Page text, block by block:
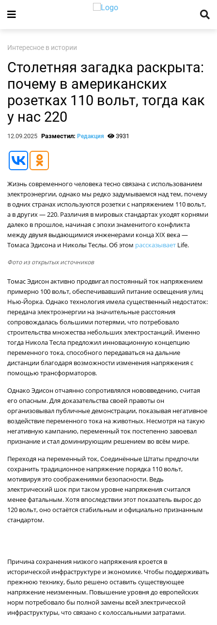
Интересное в истории
Столетняя загадка раскрыта:
почему в американских
розетках 110 вольт, тогда как
у нас 220
12.09.2025 Разместил: Редакция 3931
Жизнь современного человека тесно связана с использованием
электроэнергии, однако мы редко задумываемся над тем, почему
в одних странах используются розетки с напряжением 110 вольт,
а в других — 220. Различия в мировых стандартах уходят корнями
далеко в прошлое, начиная с эпохи знаменитого конфликта
между двумя выдающимися инженерами конца XIX века —
Томаса Эдисона и Николы Теслы. Об этом рассказывает Life.
Фото из открытых источников
Томас Эдисон активно продвигал постоянный ток напряжением
примерно 100 вольт, обеспечивавший питание освещения улиц
Нью-Йорка. Однако технология имела существенный недостаток:
передача электроэнергии на значительные расстояния
сопровождалась большими потерями, что потребовало
строительства множества небольших электростанций. Именно
тогда Никола Тесла предложил инновационную концепцию
переменного тока, способного передаваться на дальние
дистанции благодаря возможности изменения напряжения с
помощью трансформаторов.
Однако Эдисон отчаянно сопротивлялся нововведению, считая
его опасным. Для доказательства своей правоты он
организовывал публичные демонстрации, показывая негативное
воздействие переменного тока на животных. Несмотря на такую
негативную кампанию, переменный ток постепенно завоевал
признание и стал доминирующим решением во всём мире.
Переходя на переменный ток, Соединённые Штаты предпочли
сохранить традиционное напряжение порядка 110 вольт,
мотивируя это соображениями безопасности. Ведь
электрический шок при таком уровне напряжения считался
менее фатальным. Хотя впоследствии этот показатель вырос до
120 вольт, оно остаётся стабильным и официально признанным
стандартом.
Причина сохранения низкого напряжения кроется в
исторической инфраструктуре и экономике. Чтобы поддерживать
прежнюю технику, было решено оставить существующее
напряжение неизменным. Повышение уровня до европейских
норм потребовало бы полной замены всей электрической
инфраструктуры, что связано с колоссальными затратами.